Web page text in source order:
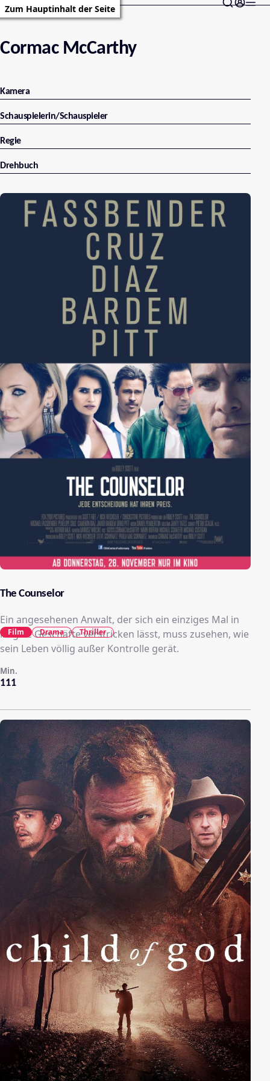
Zum Hauptinhalt der Seite
Cormac McCarthy
Kamera
Schauspielerin/Schauspieler
Regie
Drehbuch
The Counselor
Ein angesehenen Anwalt, der sich ein einziges Mal in
illegale Geschäfte verstricken lässt, muss zusehen, wie
sein Leben völlig außer Kontrolle gerät.
111
Min.
Film Drama Thriller